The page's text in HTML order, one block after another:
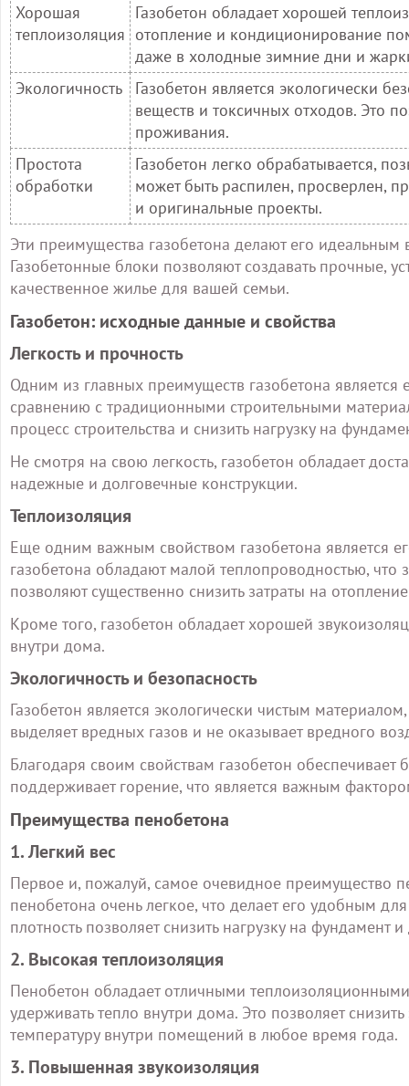
Хорошая
теплоизоляция
Газобетон обладает хорошей
отопление и кондиционирование
даже в холодные зимние дни и
Экологичность
Газобетон является экологически
веществ и токсичных отходов. Это
проживания.
Простота
обработки
Газобетон легко обрабатывается,
может быть распилен, просверлен,
и оригинальные проекты.
Эти преимущества газобетона делают его
Газобетонные блоки позволяют создавать прочные,
качественное жилье для вашей семьи.
Газобетон: исходные данные и свойства
Легкость и прочность
Одним из главных преимуществ газобетона является
сравнению с традиционными строительными
процесс строительства и снизить нагрузку на
Не смотря на свою легкость, газобетон обладает
надежные и долговечные конструкции.
Теплоизоляция
Еще одним важным свойством газобетона является
газобетона обладают малой теплопроводностью, что
позволяют существенно снизить затраты на
Кроме того, газобетон обладает хорошей
внутри дома.
Экологичность и безопасность
Газобетон является экологически чистым
выделяет вредных газов и не оказывает вредного
Благодаря своим свойствам газобетон
поддерживает горение, что является важным
Преимущества пенобетона
1. Легкий вес
Первое и, пожалуй, самое очевидное преимущество
пенобетона очень легкое, что делает его удобным
плотность позволяет снизить нагрузку на фундамент
2. Высокая теплоизоляция
Пенобетон обладает отличными
удерживать тепло внутри дома. Это позволяет
температуру внутри помещений в любое время года.
3. Повышенная звукоизоляция